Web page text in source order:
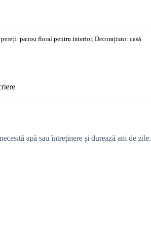
panou floral pentru interior, Decorațiuni: casă
apă sau întreținere și durează ani de zile.